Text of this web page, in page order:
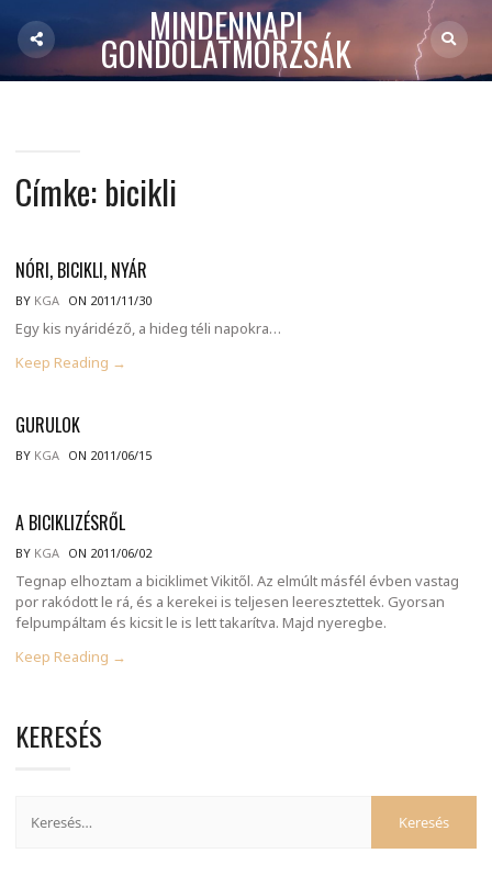
MINDENNAPI
GONDOLATMORZSÁK
Címke: bicikli
NÓRI, BICIKLI, NYÁR
BY KGA ON 2011/11/30
Egy kis nyáridéző, a hideg téli napokra…
Keep Reading →
GURULOK
BY KGA ON 2011/06/15
A BICIKLIZÉSRŐL
BY KGA ON 2011/06/02
Tegnap elhoztam a biciklimet Vikitől. Az elmúlt másfél évben vastag
por rakódott le rá, és a kerekei is teljesen leeresztettek. Gyorsan
felpumpáltam és kicsit le is lett takarítva. Majd nyeregbe.
Keep Reading →
KERESÉS